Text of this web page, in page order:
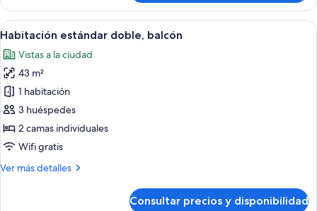
jardín
estándar
doble,
balcón,
al
jardín
Abrir
todas
las
fotos
de
Habitación
estándar
doble,
balcón
Habitación de hotel moderna con
4
Habitación estándar doble, balcón
Vistas a la ciudad
43 m²
1 habitación
3 huéspedes
2 camas individuales
Wifi gratis
Ver más detalles
Más
Consultar precios y disponibilidad